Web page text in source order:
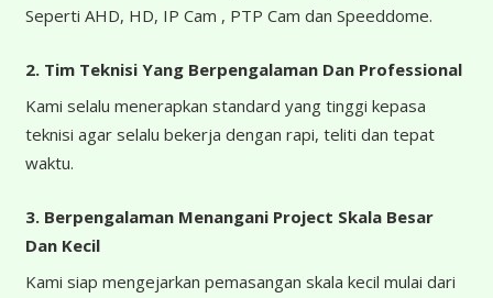
Seperti AHD, HD, IP Cam , PTP Cam dan Speeddome.
2. Tim Teknisi Yang Berpengalaman Dan Professional
Kami selalu menerapkan standard yang tinggi kepasa
teknisi agar selalu bekerja dengan rapi, teliti dan tepat
waktu.
3. Berpengalaman Menangani Project Skala Besar
Dan Kecil
Kami siap mengejarkan pemasangan skala kecil mulai dari